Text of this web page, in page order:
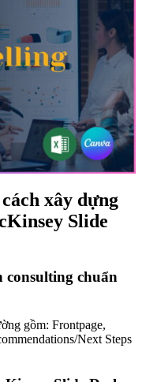
xây dựng
Slide
chuẩn
gồm: Frontpage,
Next Steps